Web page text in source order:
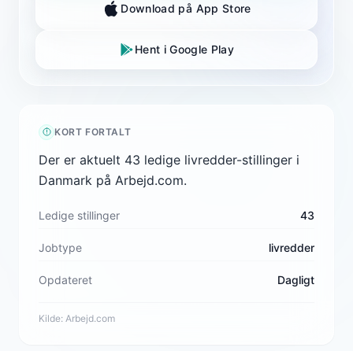
Download på App Store
Hent i Google Play
KORT FORTALT
Der er aktuelt 43 ledige livredder-stillinger i
Danmark på Arbejd.com.
Ledige stillinger 43
Jobtype livredder
Opdateret Dagligt
Kilde: Arbejd.com